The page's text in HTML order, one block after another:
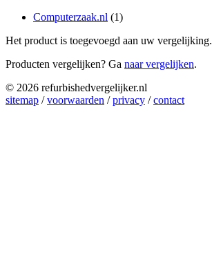
Computerzaak.nl (1)
Het product is toegevoegd aan uw vergelijking.
Producten vergelijken? Ga naar vergelijken.
© 2026 refurbishedvergelijker.nl
sitemap /voorwaarden /privacy /contact